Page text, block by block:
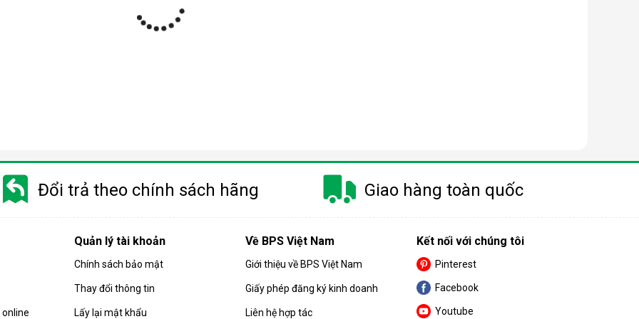
quý khách cần phải cân nhắc kỹ trước khi chọn mua sản phẩm.
hút ẩm của căn phòng. Các sản phẩm
gia đình hiện nay có công suất dao động từ 10 - 50 lít/ngày.
có công suất càng cao. Và ngược lại, diện tích phòng càng nhỏ thì nên chọn máy có công suất càng thấp.
có công suất 10-16 lít/ngày.
có công suất từ 10 - 18 lít/ngày.
Đổi trả theo chính sách hãng Giao hàng toàn quốc
Quản lý tài khoản
Chính sách bảo mật
Thay đổi thông tin
Lấy lại mật khẩu
Về BPS Việt Nam
Giới thiệu về BPS Việt Nam
Giấy phép đăng ký kinh doanh
Liên hệ hợp tác
Kết nối với chúng tôi
Pinterest
Facebook
Youtube